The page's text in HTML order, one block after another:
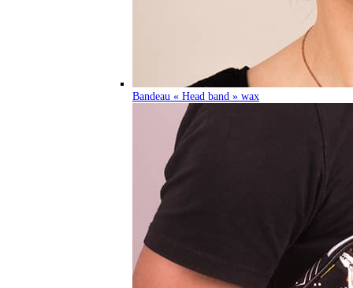
Bandeau « Head band » wax